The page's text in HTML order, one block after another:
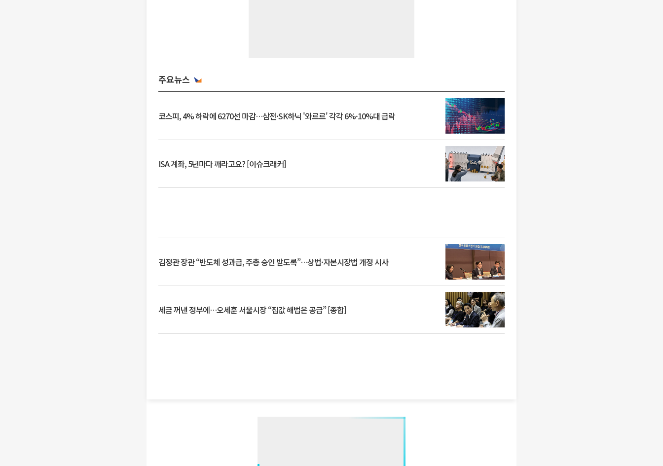
주요뉴스
코스피, 4% 하락에 6270선 마감…삼전·SK하닉 '와르르' 각각 6%·10%대 급락
ISA 계좌, 5년마다 깨라고요? [이슈크래커]
김정관 장관 “반도체 성과급, 주총 승인 받도록”…상법·자본시장법 개정 시사
세금 꺼낸 정부에…오세훈 서울시장 “집값 해법은 공급” [종합]